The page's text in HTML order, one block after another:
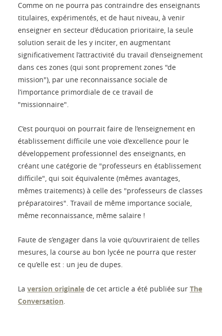
Comme on ne pourra pas contraindre des enseignants
titulaires, expérimentés, et de haut niveau, à venir
enseigner en secteur d’éducation prioritaire, la seule
solution serait de les y inciter, en augmentant
significativement l’attractivité du travail d’enseignement
dans ces zones (qui sont proprement zones "de
mission"), par une reconnaissance sociale de
l’importance primordiale de ce travail de
"missionnaire".
C’est pourquoi on pourrait faire de l’enseignement en
établissement difficile une voie d’excellence pour le
développement professionnel des enseignants, en
créant une catégorie de "professeurs en établissement
difficile", qui soit équivalente (mêmes avantages,
mêmes traitements) à celle des "professeurs de classes
préparatoires". Travail de même importance sociale,
même reconnaissance, même salaire !
Faute de s’engager dans la voie qu’ouvriraient de telles
mesures, la course au bon lycée ne pourra que rester
ce qu’elle est : un jeu de dupes.
La version originale de cet article a été publiée sur The
Conversation.